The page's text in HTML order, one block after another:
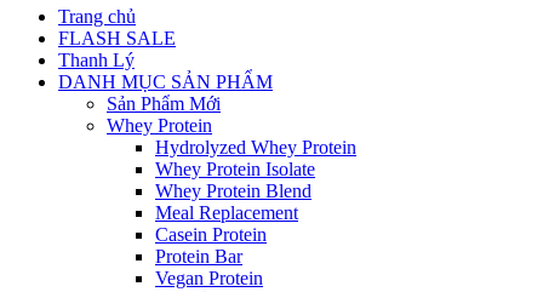
Trang chủ
FLASH SALE
Thanh Lý
DANH MỤC SẢN PHẨM
Sản Phẩm Mới
Whey Protein
Hydrolyzed Whey Protein
Whey Protein Isolate
Whey Protein Blend
Meal Replacement
Casein Protein
Protein Bar
Vegan Protein